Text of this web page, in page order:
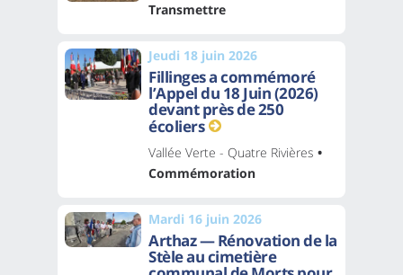
Transmettre
Jeudi 18 juin 2026
Fillinges a commémoré
l’Appel du 18 Juin (2026)
devant près de 250
écoliers
Vallée Verte - Quatre Rivières •
Commémoration
Mardi 16 juin 2026
Arthaz — Rénovation de la
Stèle au cimetière